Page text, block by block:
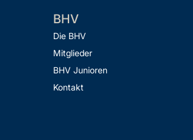
BHV
Die BHV
Mitglieder
BHV Junioren
Kontakt